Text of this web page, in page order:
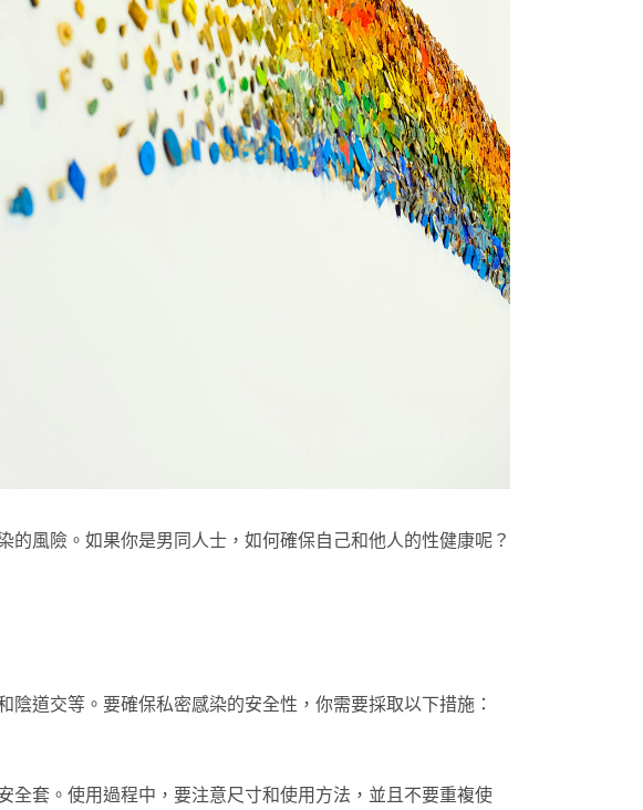
風險。如果你是男同人士，如何確保自己和他人的性健康呢？
道交等。要確保私密感染的安全性，你需要採取以下措施：
套。使用過程中，要注意尺寸和使用方法，並且不要重複使